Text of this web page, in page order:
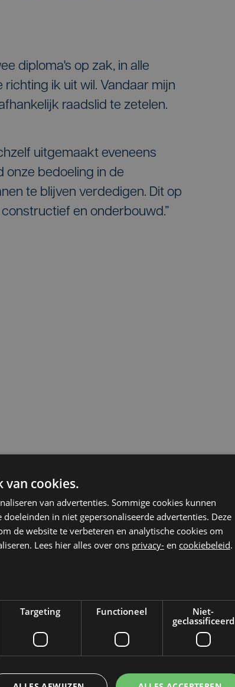
diploma's op zak, in alle
ik uit wil. Vandaar mijn
raadslid te zetelen.
uitgemaakt eveneens
onze bedoeling in de
te blijven verdedigen. Dit op
en onderbouwd.”
opgemerkt?
schrijffout opgemerkt in dit artikel?
van cookies.
van advertenties. Sommige cookies kunnen
in niet gepersonaliseerde advertenties. Deze
de website te verbeteren en analytische cookies om
Lees hier alles over ons privacy- en cookiebeleid.
Targeting Functioneel
Niet-
geclassificeerd